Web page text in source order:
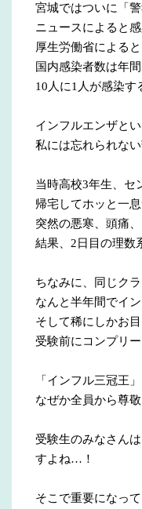
宮城ではついに「
ニュースによると
厚生労働省による
国内感染者数は年間
10人に1人が感染す
インフルエンザとい
私には忘れられな
当時高校3年生、セ
帰宅してホッと一息
突然の悪寒、頭痛、
結果、2日目の理数
ちなみに、同じク
なんと半年間でイ
そして稀にしかお
受験前にコンプリ
「インフル三冠王」
なぜか全員から尊
受験生のみなさん
すよね…！
そこで重要になっ